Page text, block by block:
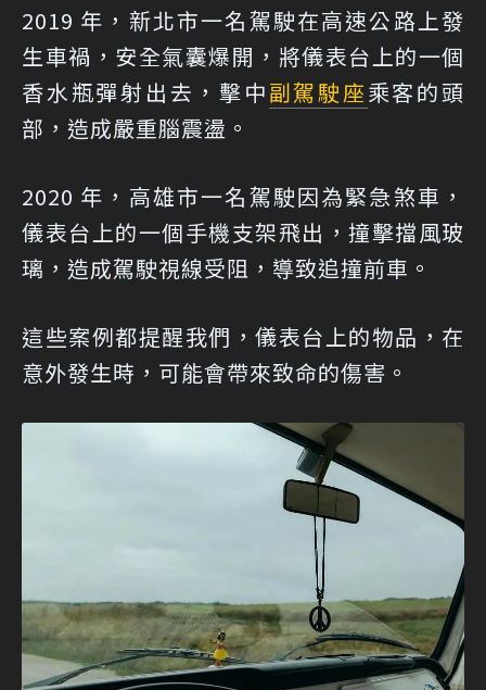
2019 年，新北市一名駕駛在高速公路上發
生車禍，安全氣囊爆開，將儀表台上的一個
香水瓶彈射出去，擊中副駕駛座乘客的頭
部，造成嚴重腦震盪。
2020 年，高雄市一名駕駛因為緊急煞車，
儀表台上的一個手機支架飛出，撞擊擋風玻
璃，造成駕駛視線受阻，導致追撞前車。
這些案例都提醒我們，儀表台上的物品，在
意外發生時，可能會帶來致命的傷害。